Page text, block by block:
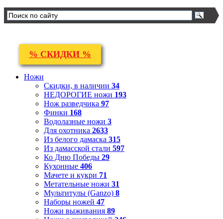
% СКИДКИ %
Ножи
Скидки, в наличии 34
НЕДОРОГИЕ ножи 193
Нож разведчика 97
Финки 168
Водолазные ножи 3
Для охотника 2633
Из белого дамаска 315
Из дамасской стали 597
Ко Дню Победы 29
Кухонные 406
Мачете и кукри 71
Метательные ножи 31
Мультитулы (Ganzo) 8
Наборы ножей 47
Ножи выживания 89